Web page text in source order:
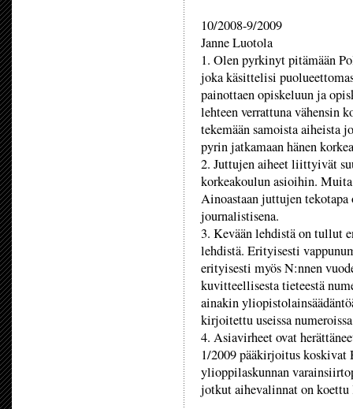
10/2008-9/2009
Janne Luotola
1. Olen pyrkinyt pitämään
joka käsittelisi
painottaen opiskeluun ja
lehteen verrattuna
tekemään samoista
pyrin jatkamaan hänen
2. Juttujen aiheet liittyivät
korkeakoulun asioihin.
Ainoastaan juttujen
journalistisena.
3. Kevään lehdistä on tullut
lehdistä. Erityisesti
erityisesti myös N:nnen
kuvitteellisesta tieteestä
ainakin
kirjoitettu useissa
4. Asiavirheet ovat
1/2009 pääkirjoitus koskivat
ylioppilaskunnan
jotkut aihevalinnat on